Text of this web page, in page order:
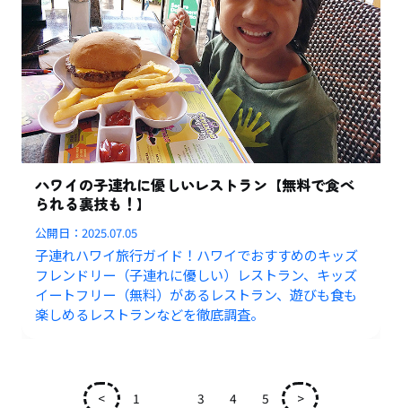
ハワイの子連れに優しいレストラン【無料で食べ
られる裏技も！】
公開日：2025.07.05
子連れハワイ旅行ガイド！ハワイでおすすめのキッズ
フレンドリー（子連れに優しい）レストラン、キッズ
イートフリー（無料）があるレストラン、遊びも食も
楽しめるレストランなどを徹底調査。
< 1 3 4 5 >